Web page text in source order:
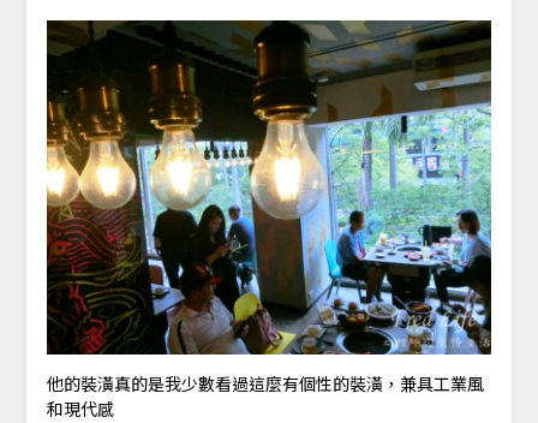
他的裝潢真的是我少數看過這麼有個性的裝潢，兼具工業風
和現代感